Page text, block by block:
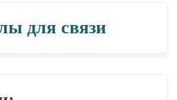
для связи